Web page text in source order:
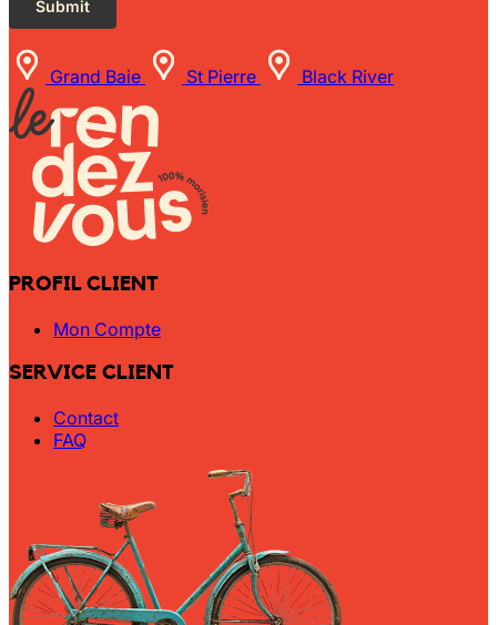
Grand Baie St Pierre Black River
PROFIL CLIENT
Mon Compte
SERVICE CLIENT
Contact
FAQ